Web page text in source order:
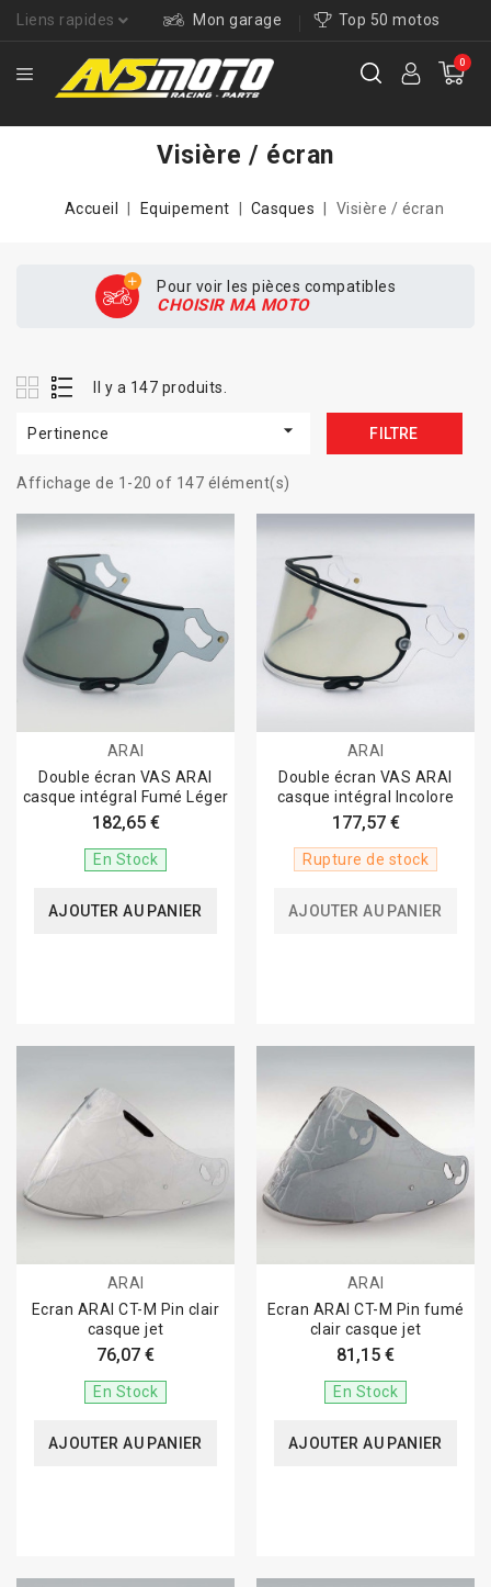
Liens rapides Mon garage Top 50 motos
0
Visière / écran
Accueil Equipement Casques Visière / écran
Pour voir les pièces compatibles
CHOISIR MA MOTO
Il y a 147 produits.
Pertinence  FILTRE
Affichage de 1-20 of 147 élément(s)
ARAI
Double écran VAS ARAI
casque intégral Fumé Léger
182,65 €
En Stock
AJOUTER AU PANIER
ARAI
Double écran VAS ARAI
casque intégral Incolore
177,57 €
Rupture de stock
AJOUTER AU PANIER
ARAI
Ecran ARAI CT-M Pin clair
casque jet
76,07 €
En Stock
AJOUTER AU PANIER
ARAI
Ecran ARAI CT-M Pin fumé
clair casque jet
81,15 €
En Stock
AJOUTER AU PANIER